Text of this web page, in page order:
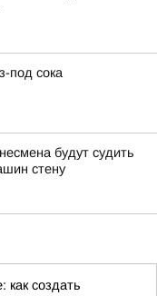
под сока
будут судить
стену
как создать